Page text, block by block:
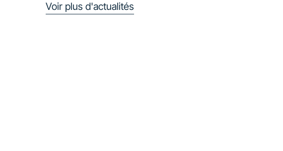
Voir plus d'actualités